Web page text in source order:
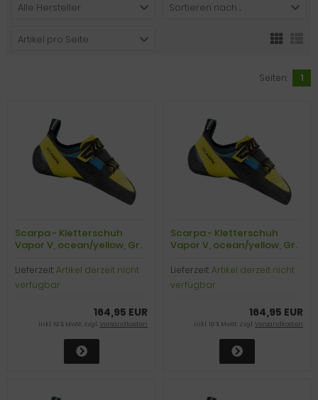
Alle Hersteller Sortieren nach ...
Artikel pro Seite
Seiten: 1
Scarpa - Kletterschuh
Vapor V, ocean/yellow, Gr.
Lieferzeit:Artikel derzeit nicht
verfügbar
164,95 EUR
inkl. 19 % MwSt. zzgl.Versandkosten
Scarpa - Kletterschuh
Vapor V, ocean/yellow, Gr.
Lieferzeit:Artikel derzeit nicht
verfügbar
164,95 EUR
inkl. 19 % MwSt. zzgl.Versandkosten